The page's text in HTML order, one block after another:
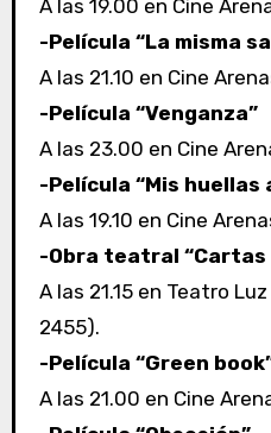
A las 19.00 en Cine
-Película “La misma
A las 21.10 en Cine
-Película “Venganza”
A las 23.00 en Cine
-Película “Mis huellas
A las 19.10 en Cine
-Obra teatral “Cartas
A las 21.15 en Teatro
2455).
-Película “Green
A las 21.00 en Cine